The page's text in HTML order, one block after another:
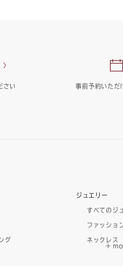
さい 事前予約いただ
グ
ジュエリー
すべてのジ
ファッショ
ネックレス